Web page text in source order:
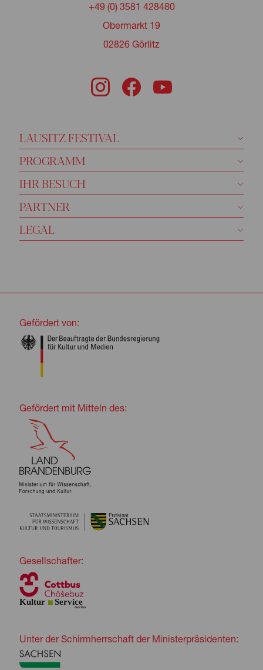
+49 (0) 3581 428480
Obermarkt 19
02826 Görlitz
LAUSITZ FESTIVAL
PROGRAMM
IHR BESUCH
PARTNER
LEGAL
Gefördert von:
Gefördert mit Mitteln des:
Gesellschafter:
Unter der Schirmherrschaft der Ministerpräsidenten: